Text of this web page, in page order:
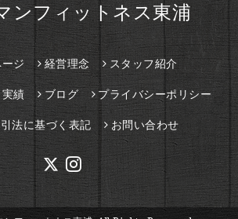
ンフィットネス東浦
ジ 経営理念 スタッフ紹介
績 ブログ プライバシーポリシー
法に基づく表記 お問い合わせ